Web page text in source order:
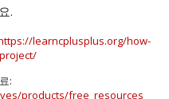
.
learncplusplus.org/how-
:
products/free_resources